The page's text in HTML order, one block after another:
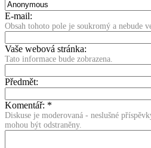
E-mail:
Obsah tohoto pole je soukromý a nebude
Vaše webová stránka:
Tato informace bude zobrazena.
Předmět:
Komentář: *
Diskuse je moderovaná - neslušné
mohou být odstraněny.